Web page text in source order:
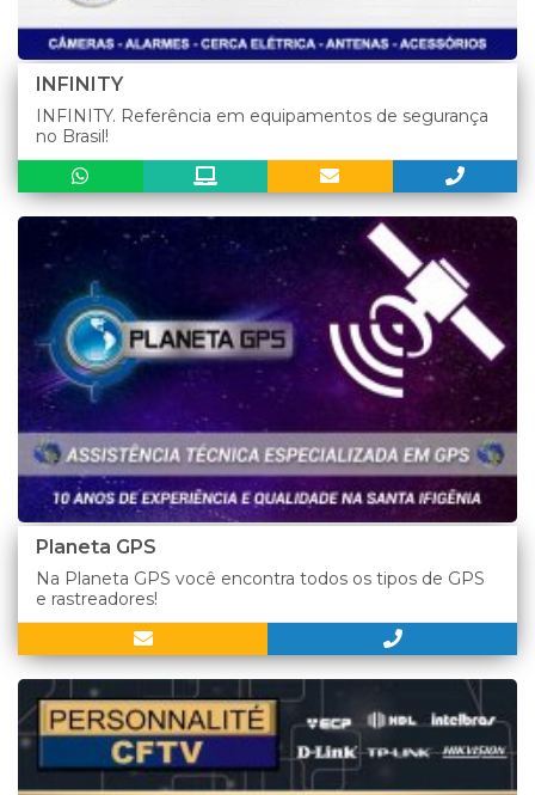
INFINITY
INFINITY. Referência em equipamentos de segurança
no Brasil!
Planeta GPS
Na Planeta GPS você encontra todos os tipos de GPS
e rastreadores!